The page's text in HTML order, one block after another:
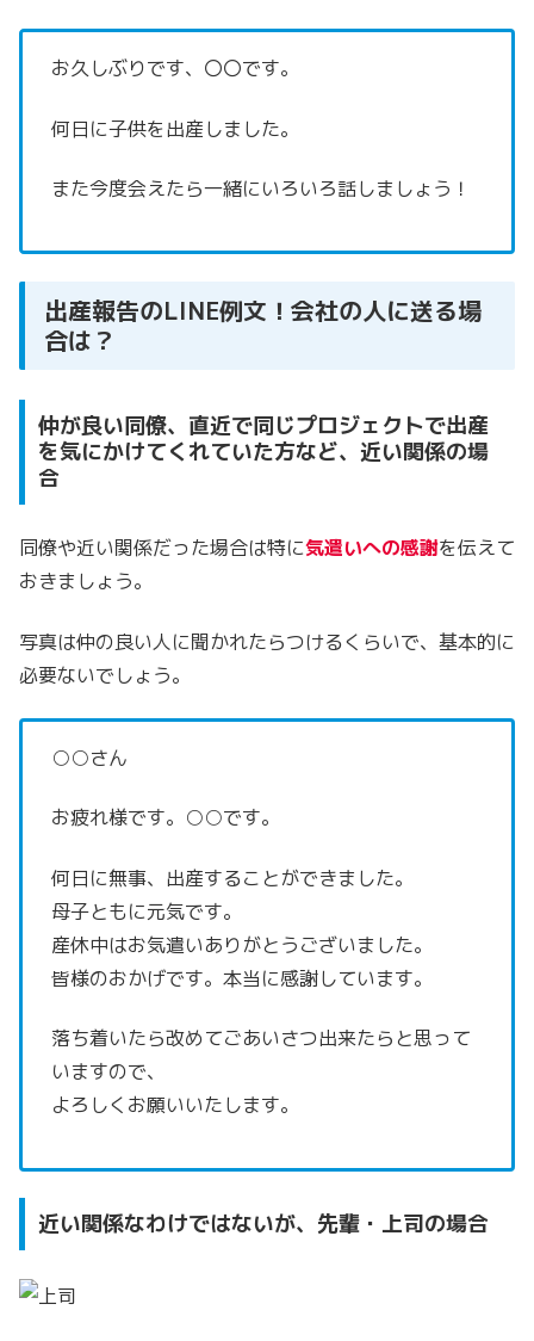
お久しぶりです、〇〇です。
何日に子供を出産しました。
また今度会えたら一緒にいろいろ話しましょう！
出産報告のLINE例文！会社の人に送る場
合は？
仲が良い同僚、直近で同じプロジェクトで出産
を気にかけてくれていた方など、近い関係の場
合
同僚や近い関係だった場合は特に気遣いへの感謝を伝えて
おきましょう。
写真は仲の良い人に聞かれたらつけるくらいで、基本的に
必要ないでしょう。
○○さん
お疲れ様です。○○です。
何日に無事、出産することができました。
母子ともに元気です。
産休中はお気遣いありがとうございました。
皆様のおかげです。本当に感謝しています。
落ち着いたら改めてごあいさつ出来たらと思って
いますので、
よろしくお願いいたします。
近い関係なわけではないが、先輩・上司の場合